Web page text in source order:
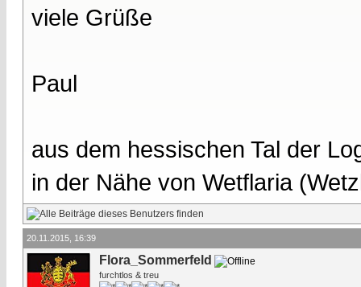
viele Grüße
Paul
aus dem hessischen Tal der
in der Nähe von Wetflaria
20.11.2015, 16:39
Flora_Sommerfeld
furchtlos & treu